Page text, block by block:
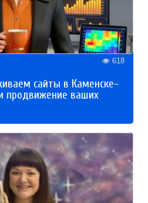
618
сайты в Каменске-
продвижение ваших